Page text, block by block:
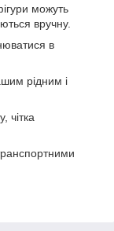
можуть
вручну.
в
рідним і
чітка